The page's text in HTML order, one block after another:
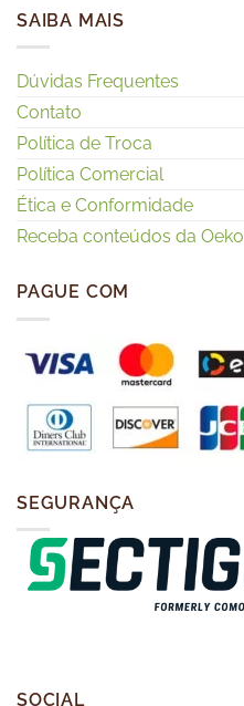
SAIBA MAIS
Dúvidas Frequentes
Contato
Política de Troca
Política Comercial
Ética e Conformidade
Receba conteúdos da Oeko
PAGUE COM
SEGURANÇA
SOCIAL